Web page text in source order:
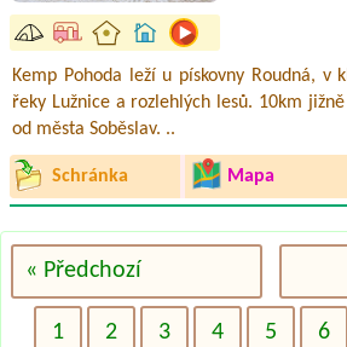
Kemp Pohoda leží u pískovny Roudná, v
řeky Lužnice a rozlehlých lesů. 10km
od města Soběslav. ..
Schránka Mapa
« Předchozí
1 2 3 4 5 6